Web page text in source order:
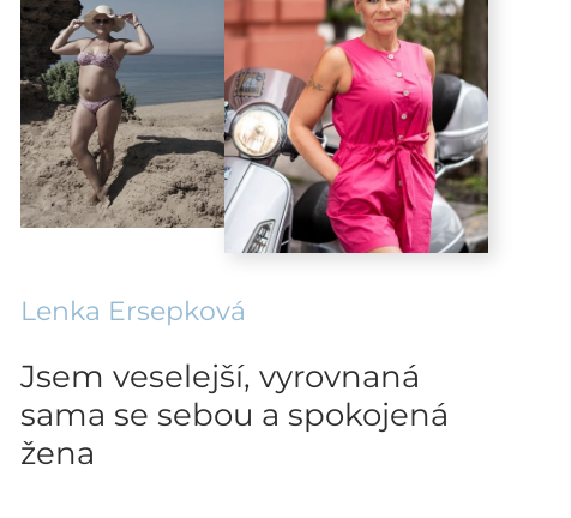
Lenka Ersepková
Jsem veselejší, vyrovnaná
sama se sebou a spokojená
žena